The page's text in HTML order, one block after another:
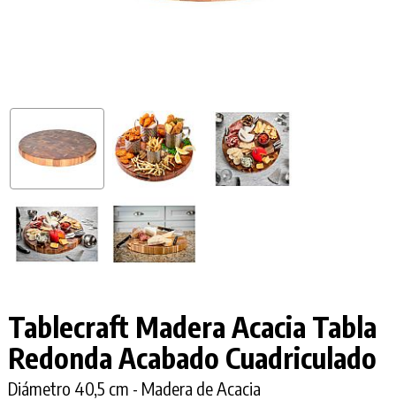
Tablecraft Madera Acacia Tabla
Redonda Acabado Cuadriculado
Diámetro 40,5 cm - Madera de Acacia